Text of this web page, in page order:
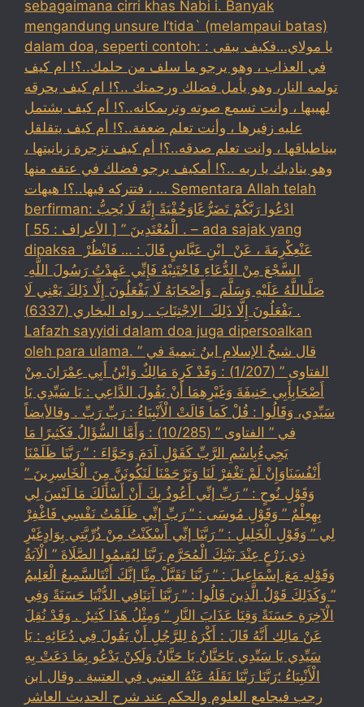
sebagaimana cirri khas Nabi i. Banyak
mengandung unsure I’tida` (melampaui batas)
dalam doa, seperti contoh: : يا مولاي…فكيف يبقى
في العذاب ، وهو يرجو ما سلف من حلمك..؟! ام كيف
تولمه النار، وهو يأمل فضلك ورحمتك ..؟! ام كيف يحرقه
لهيبها ، وأنت تسمع صوته وترىمكانه..؟! أم كيف بشتمل
عليه زفيرها ، وأنت تعلم ضعفة..؟! أم كيف يتقلقل
بيناطباقها ، وانت تعلم صدقه..؟! أم كيف تزجرة زبانيتها ،
وهو يناديك يا ربه ..؟! أمكيف يرجو فضلك في عتقه منها
، فتتركه فيها..؟! هيهات … Sementara Allah telah
berfirman: ادْعُوا رَبَّكُمْ تَضَرُّعًاوَخُفْيَةً إِنَّهُ لَا يُحِبُّ
الْمُعْتَدِينَ ” [ الأعراف : 55 ] . – ada sajak yang
dipaksa ‏عَنْ‏‏عِكْرِمَةَ ‏، ‏عَنْ ‏ ‏ابْنِ عَبَّاسٍ ‏‏قَالَ : … فَانْظُرْ ‏‏
السَّجْعَ ‏‏مِنْ الدُّعَاءِ فَاجْتَنِبْهُ فَإِنِّي عَهِدْتُ رَسُولَ اللَّهِ ‏
‏صَلَّىاللَّهُ عَلَيْهِ وَسَلَّمَ ‏ ‏وَأَصْحَابَهُ لَا يَفْعَلُونَ إِلَّا ذَلِكَ ‏‏يَعْنِي لَا
يَفْعَلُونَ إِلَّا ذَلِكَ ‏ ‏الِاجْتِنَابَ . رواه البخاري (6337) .
Lafazh sayyidi dalam doa juga dipersoalkan
oleh para ulama. قال شيخُ الإسلامِ ابنُ تيميةَ في ”
الفتاوى ” (1/207) : وَقَدْ كَرِهَ مَالِكٌ وَابْنُ أَبِي عِمْرَانَ مِنْ
أَصْحَابِأَبِي حَنِيفَةَ وَغَيْرِهِمَا أَنْ يَقُولَ الدَّاعِي : يَا سَيِّدِي يَا
سَيِّدِي، وَقَالُوا : قُلْ كَمَا قَالَتْ الْأَنْبِيَاءُ : رَبِّ رَبِّ . وقالأيضاً
في ” الفتاوى ” (10/285) : وَأَمَّا السُّؤَالُ فَكَثِيرًا مَا
يَجِيءُبِاسْمِ الرَّبِّ كَقَوْلِ آدَمَ وَحَوَّاءَ : ” رَبَّنَا ظَلَمْنَا
أَنْفُسَنَاوَإِنْ لَمْ تَغْفِرْ لَنَا وَتَرْحَمْنَا لَنَكُونَنَّ مِنَ الْخَاسِرِينَ ”
وَقَوْلِ نُوحٍ : ” رَبِّ إنِّي أَعُوذُ بِكَ أَنْ أَسْأَلَكَ مَا لَيْسَ لِي
بِهِعِلْمٌ ” وَقَوْلِ مُوسَى : ” رَبِّ إنِّي ظَلَمْتُ نَفْسِي فَاغْفِرْ
لِي ” وَقَوْلِ الْخَلِيلِ : ” رَبَّنَا إنِّي أَسْكَنْتُ مِنْ ذُرِّيَّتِي بِوَادٍغَيْرِ
ذِي زَرْعٍ عِنْدَ بَيْتِكَ الْمُحَرَّمِ رَبَّنَا لِيُقِيمُوا الصَّلَاةَ ” الْآيَةُ
وَقَوْلِهِ مَعَ إسْمَاعِيلَ : ” رَبَّنَا تَقَبَّلْ مِنَّا إنَّكَ أَنْتَالسَّمِيعُ الْعَلِيمُ
” وَكَذَلِكَ قَوْلُ الَّذِينَ قَالُوا : ” رَبَّنَا آتِنَافِي الدُّنْيَا حَسَنَةً وَفِي
الْآخِرَةِ حَسَنَةً وَقِنَا عَذَابَ النَّارِ ” وَمِثْلُ هَذَا كَثِيرٌ . وَقَدْ نُقِلَ
عَنْ مَالِك أَنَّهُ قَالَ : أَكْرَهُ لِلرَّجُلِ أَنْ يَقُولَ فِي دُعَائِهِ : يَا
سَيِّدِي يَا سَيِّدِي يَاحَنَّانُ يَا حَنَّانُ وَلَكِنْ يَدْعُو بِمَا دَعَتْ بِهِ
الْأَنْبِيَاءُ ؛رَبَّنَا رَبَّنَا نَقَلَهُ عَنْهُ العتبي فِي العتبية . وقال ابن
رجب فيجامع العلوم والحكم عند شرح الحديث العاشر